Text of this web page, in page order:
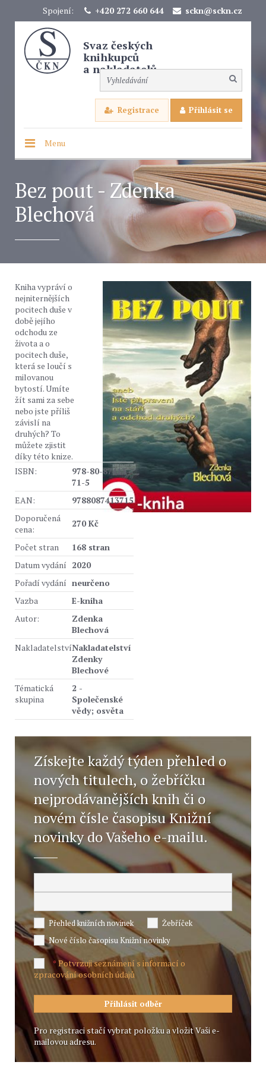
Spojení: +420 272 660 644 sckn@sckn.cz
Svaz českých
knihkupců
a nakladatelů
Registrace Přihlásit se
Menu
Bez pout - Zdenka
Blechová
Kniha vypráví o
nejniternějších
pocitech duše v
době jejího
odchodu ze
života a o
pocitech duše,
která se loučí s
milovanou
bytostí. Umíte
žít sami za sebe
nebo jste příliš
závislí na
druhých? To
můžete zjistit
díky této knize.
ISBN:
978-80-87413-
71-5
EAN:
9788087413715
Doporučená
cena:
270 Kč
Počet stran
168 stran
Datum vydání 2020
Pořadí vydání neurčeno
Vazba
E-kniha
Autor:
Zdenka
Blechová
NakladatelstvíNakladatelství
Zdenky
Blechové
Tématická
skupina
2 -
Společenské
vědy; osvěta
Získejte každý týden přehled o
nových titulech, o žebříčku
nejprodávanějších knih či o
novém čísle časopisu Knižní
novinky do Vašeho e-mailu.
Přehled knižních novinek
Žebříček
Nové číslo časopisu Knižní novinky
*Potvrzuji seznámení s informací o
zpracování osobních údajů
Pro registraci stačí vybrat položku a vložit Vaši e-
mailovou adresu.